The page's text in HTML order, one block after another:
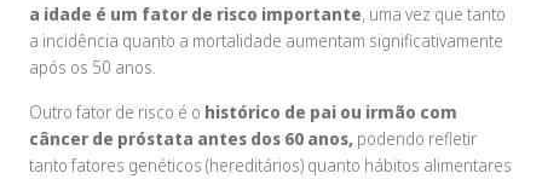
a idade é um fator de risco importante, uma vez que tanto
a incidência quanto a mortalidade aumentam significativamente
após os 50 anos.
Outro fator de risco é o histórico de pai ou irmão com
câncer de próstata antes dos 60 anos, podendo refletir
tanto fatores genéticos (hereditários) quanto hábitos alimentares